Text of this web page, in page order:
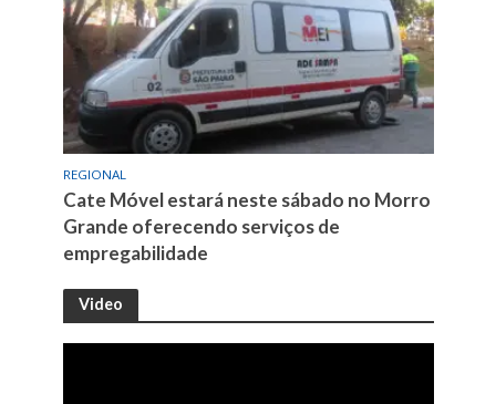
REGIONAL
Cate Móvel estará neste sábado no Morro
Grande oferecendo serviços de
empregabilidade
Video